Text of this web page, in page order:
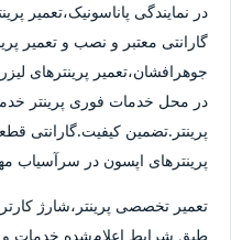
در نمایندگی پاناسونیک،تعمیر
گارانتی معتبر و نصب و تعمیر
جوهرافشان،تعمیر پرینترهای
در محل خدمات فوری پرینتر
پرینتر.تضمین کیفیت.گارانتی
پرینترهای اپسون در سرآسیاب
تعمیر تخصصی پرینتر،شارژ
طبق شرایط اعلام‌شده خدمات و